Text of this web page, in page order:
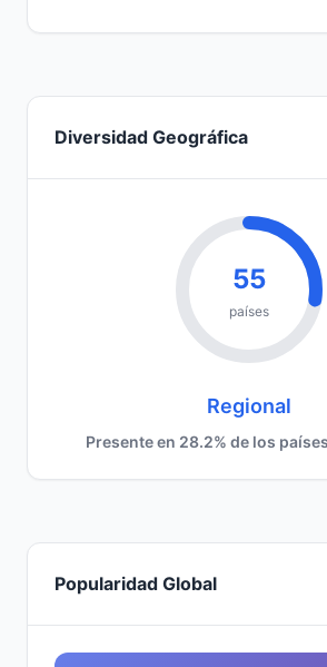
Diversidad Geográfica
55
países
Regional
Presente en 28.2% de los
Popularidad Global